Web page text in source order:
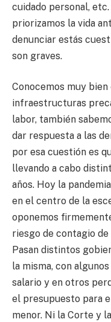
cuidado personal,
priorizamos la vida
denunciar estás
son graves.
Conocemos muy
infraestructuras
labor, también
dar respuesta a las
por esa cuestión es
llevando a cabo
años. Hoy la
en el centro de la
oponemos
riesgo de contagio de
Pasan distintos
la misma, con
salario y en otros
el presupuesto para
menor. Ni la Corte y